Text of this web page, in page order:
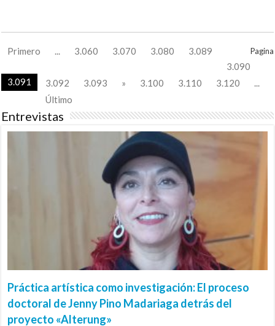
Pagina
Primero ... 3.060 3.070 3.080
3.089
3.090
3.091
3.092 3.093 » 3.100 3.110 3.120
...
Último
Entrevistas
Práctica artística como investigación: El proceso
doctoral de Jenny Pino Madariaga detrás del
proyecto «Alterung»